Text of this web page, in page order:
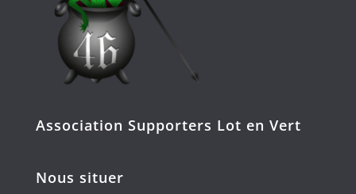
Association Supporters Lot en Vert
Nous situer